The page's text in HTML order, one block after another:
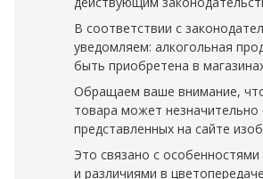
В соответствии с
уведомляем: алкогольная
быть приобретена в
Обращаем ваше внимание,
товара может незначительно
представленных на сайте
Это связано с особенностями
и различиями в